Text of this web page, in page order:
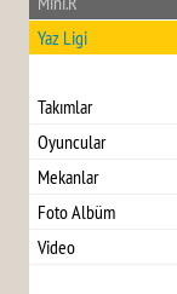
Yaz Ligi
Takımlar
Oyuncular
Mekanlar
Foto Albüm
Video